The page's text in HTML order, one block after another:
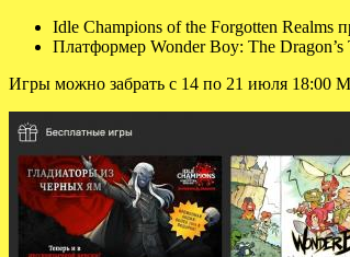
Idle Champions of the Forgotten Realms
Платформер Wonder Boy: The
Игры можно забрать с 14 по 21 июля 18:00